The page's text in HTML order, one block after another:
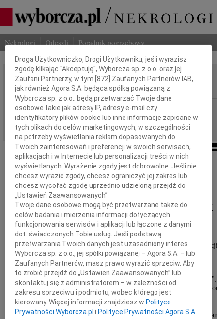
Nekrologi Odeszli Poradnik pogrzebowy
IMIĘ I NAZWISKO: Marian Kiełbaszczak
REGION: Łódź
DATA EMISJI: 12.01.2011
Dnia 9 stycznia 2011 roku zmarł
Marian Kiełbaszczak
Wybitny scenarzysta, reżyser i scenograf
Współtwórca tak znanych seriali dla dzieci,
jak "Przygody misia Colargola", "Miś Uszatek",
"Kolorowy świat Pacyka", "Maurycy i Hawranek",
Reżyser animowanych filmów autorskich,
w tym "Ewolucji", "Porwania kuli", "Pięknej
Dbamy o Twoją prywatność
Droga Użytkowniczko, Drogi Użytkowniku, jeśli wyrazisz
zgodę klikając "Akceptuję", Wyborcza sp. z o.o. oraz jej
Zaufani Partnerzy, w tym [872 ] Zaufanych Partnerów IAB,
jak również Agora S.A. będąca spółką powiązaną z
Wyborcza sp. z o.o., będą przetwarzać Twoje dane
osobowe takie jak adresy IP, adresy e-mail czy
identyfikatory plików cookie lub inne informacje zapisane w
tych plikach do celów marketingowych, w szczególności
na potrzeby wyświetlania reklam dopasowanych do
Twoich zainteresowań i preferencji w swoich serwisach,
aplikacjach i w Internecie lub personalizacji treści w nich
wyświetlanych. Wyrażenie zgody jest dobrowolne. Jeśli nie
chcesz wyrazić zgody, chcesz ograniczyć jej zakres lub
chcesz wycofać zgodę uprzednio udzieloną przejdź do
„Ustawień Zaawansowanych”.
Twoje dane osobowe mogą być przetwarzane także do
celów badania i mierzenia informacji dotyczących
funkcjonowania serwisów i aplikacji lub łączone z danymi
dot. świadczonych Tobie usług. Jeśli podstawą
przetwarzania Twoich danych jest uzasadniony interes
Wyborcza sp. z o.o., jej spółki powiązanej – Agora S.A. – lub
Zaufanych Partnerów, masz prawo wyrazić sprzeciw. Aby
to zrobić przejdź do „Ustawień Zaawansowanych” lub
skontaktuj się z administratorem – w zależności od
zakresu sprzeciwu i podmiotu, wobec którego jest
kierowany. Więcej informacji znajdziesz w Polityce
Prywatności Wyborcza.pl i Polityce Prywatności Agora S.A.